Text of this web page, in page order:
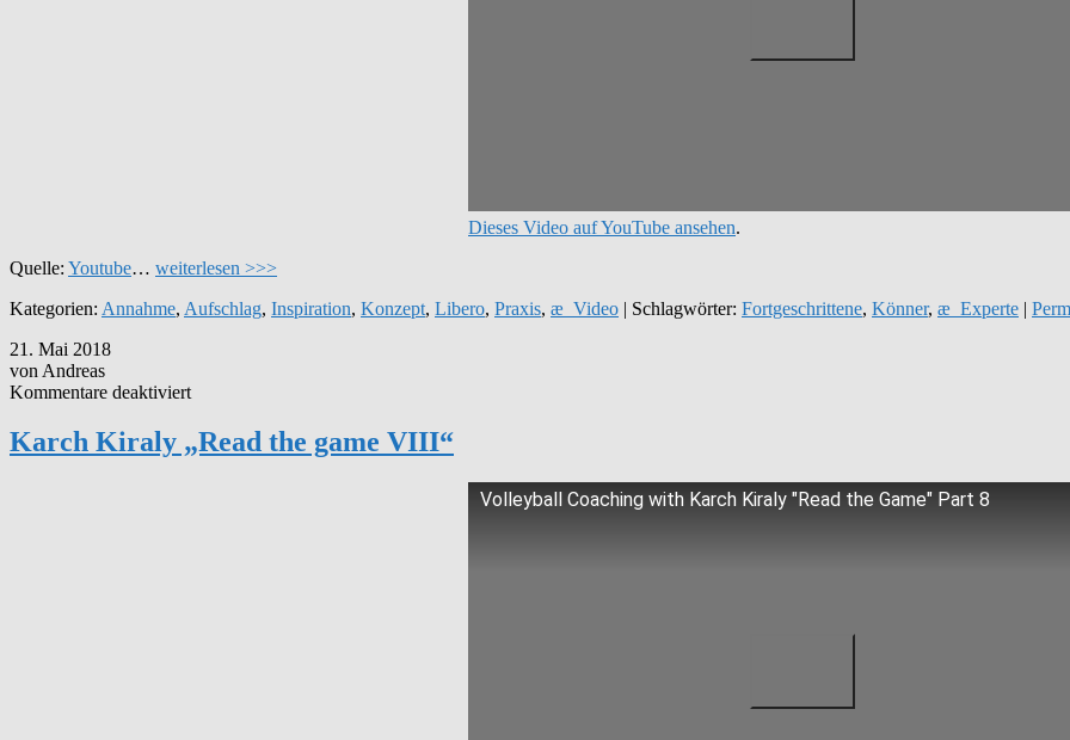
Dieses Video auf YouTube ansehen.
Quelle: Youtube… weiterlesen >>>
Kategorien: Annahme, Aufschlag, Inspiration, Konzept, Libero, Praxis, æ_Video | Schlagwörter: Fortgeschrittene, Könner, æ_Experte |
21. Mai 2018
von Andreas
Kommentare deaktiviertfür
Kiraly
„Read
Karch Kiraly „Read the game VIII“
Volleyball Coaching with Karch Kiraly "Read the Game" Part 8